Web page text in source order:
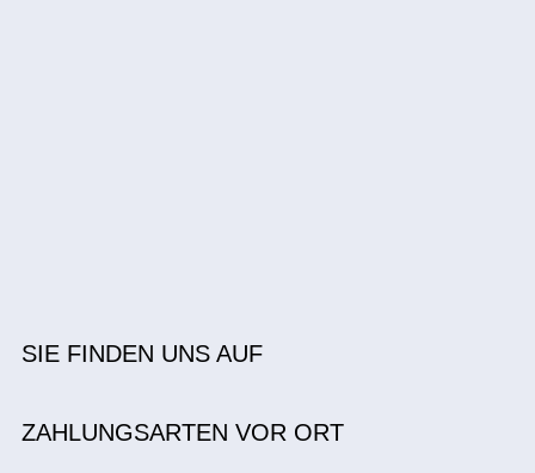
SIE FINDEN UNS AUF
ZAHLUNGSARTEN VOR ORT